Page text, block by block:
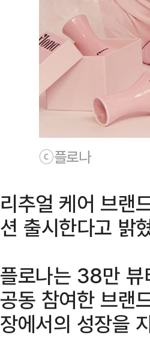
ⓒ플로나
리추얼 케어 브랜
션 출시한다고 밝
플로나는 38만 뷰
공동 참여한 브랜
장에서의 성장을